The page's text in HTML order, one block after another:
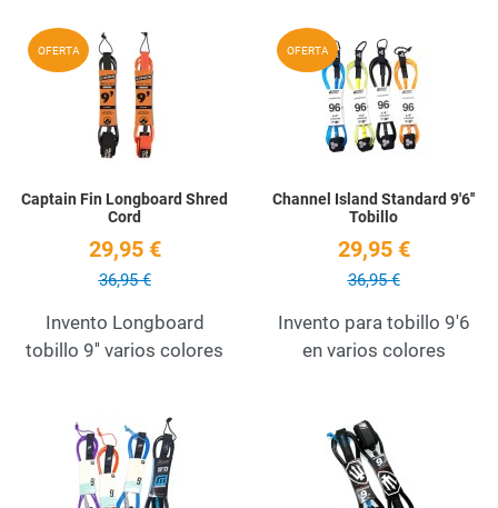
OFERTA Add to Wishlist
Quick View
Captain Fin Longboard Shred
Cord
29,95 €
36,95 €
Invento Longboard
tobillo 9'' varios colores
OFERTA
Channel Island Standard 9'6''
Tobillo
29,95 €
36,95 €
Invento para tobillo 9'6
en varios colores
Add to Wishlist